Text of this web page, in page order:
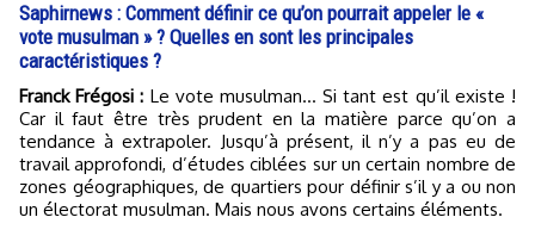
Saphirnews : Comment définir ce qu’on pourrait appeler le «
vote musulman » ? Quelles en sont les principales
caractéristiques ?
Franck Frégosi : Le vote musulman… Si tant est qu’il existe !
Car il faut être très prudent en la matière parce qu’on a
tendance à extrapoler. Jusqu’à présent, il n’y a pas eu de
travail approfondi, d’études ciblées sur un certain nombre de
zones géographiques, de quartiers pour définir s’il y a ou non
un électorat musulman. Mais nous avons certains éléments.